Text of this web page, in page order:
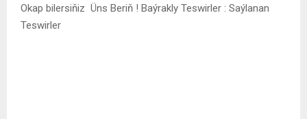
Okap bilersiňiz Üns Beriň ! Baýrakly Teswirler : Saýlanan
Teswirler